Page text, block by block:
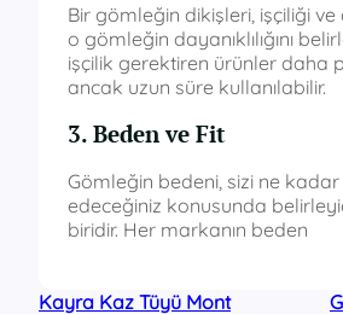
Bir gömleğin dikişleri, işçiliği
o gömleğin dayanıklılığını
işçilik gerektiren ürünler daha
ancak uzun süre kullanılabilir.
3. Beden ve Fit
Gömleğin bedeni, sizi ne
edeceğiniz konusunda
biridir. Her markanın beden
Kayra Kaz Tüyü Mont